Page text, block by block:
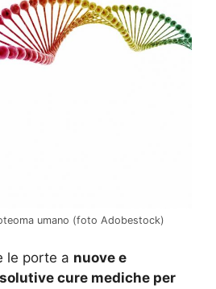
umano (foto Adobestock)
le porte a nuove e
cure mediche per